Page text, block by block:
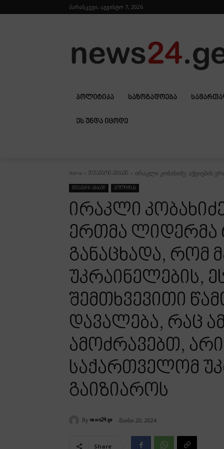
პარასკევი, აგვისტო 7, 2026
ᲞᲝᲚᲘᲢᲘᲙᲐ ᲡᲐᲖᲝᲒᲐᲓᲝᲔᲑᲐ
ᲔᲡ ᲣᲜᲓᲐ ᲘᲪᲝᲓᲔ
Home მთავარი ამბავი ირაკლი კობახიძე: აქციების
მთავარი ამბავი პოლიტიკა
ირაკლი
ერთმა ლიდერმა
განაცხადა, რომ
უკრაინელების,
შემთხვევითი
დავალება, რაც
ამოძრავებთ,
საქართველომ
გაიზიაროს
By news24.ge მაისი 20, 2024
Share